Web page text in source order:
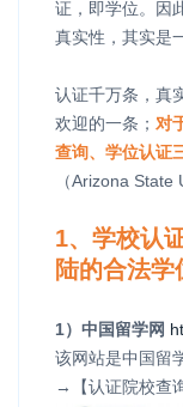
证，即学位。因
真实性，其实是
认证千万条，真
欢迎的一条； 对
查询、学位认证
（Arizona State
1、学校认
陆的合法
1）中国留学网
该网站是中国留
→【认证院校查